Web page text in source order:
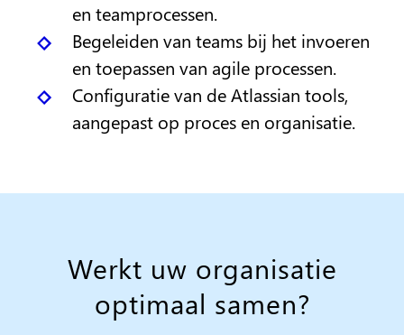
en teamprocessen.
Begeleiden van teams bij het invoeren
en toepassen van agile processen.
Configuratie van de Atlassian tools,
aangepast op proces en organisatie.
Werkt uw organisatie
optimaal samen?